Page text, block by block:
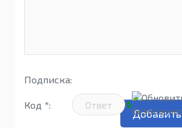
Подписка:
Код *: